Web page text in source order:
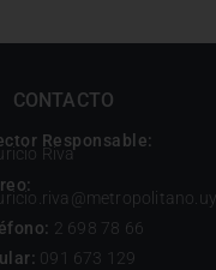
CONTACTO
Responsable:
Riva
2 698 78 66
091 673 129